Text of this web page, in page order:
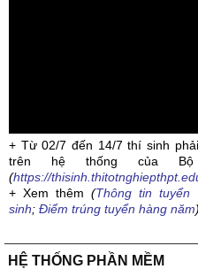
+ Từ 02/7 đến 14/7 thí sinh
trên hệ thống của
(https://
+ Xem thêm(Thông tin tuyển
sinh; Điểm trúng tuyển hàng năm)
HỆ THỐNG PHẦN MỀM